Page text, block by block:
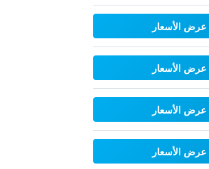
عرض الأسعار
عرض الأسعار
عرض الأسعار
عرض الأسعار